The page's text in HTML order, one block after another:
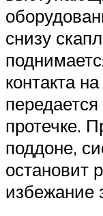
снизу
контакта
протечке.
поддоне,
остановит
избежание